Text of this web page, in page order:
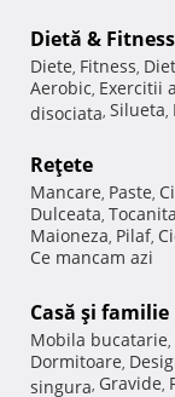
Dietă & Fitness
Diete, Fitness,
Aerobic, Exercitii
disociata, Silueta,
Reţete
Mancare, Paste,
Dulceata, Tocanita
Maioneza, Pilaf,
Ce mancam azi
Casă şi familie
Mobila bucatarie,
Dormitoare,
singura, Gravide,